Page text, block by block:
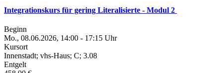
Integrationskurs für gering Literalisierte - Modul 2
Beginn
Mo., 08.06.2026, 14:00 - 17:15 Uhr
Kursort
Innenstadt; vhs-Haus; C; 3.08
Entgelt